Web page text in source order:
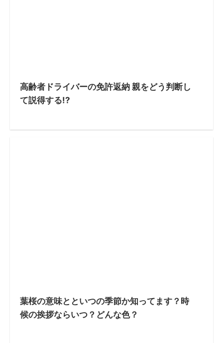
高齢者ドライバーの免許返納 親をどう判断し
て説得する!?
葉桜の意味とといつの季節か知ってます？時
候の挨拶ならいつ？どんな色？